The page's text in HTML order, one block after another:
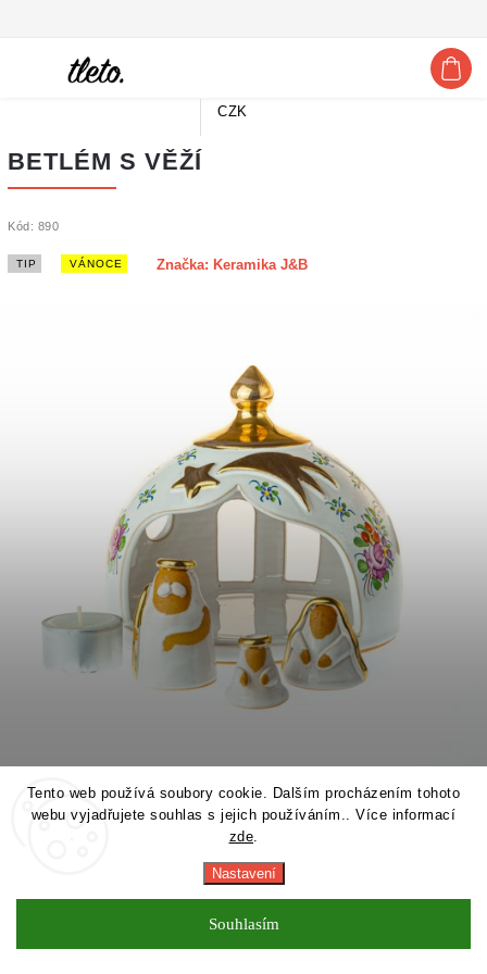
Tento web používá soubory cookie. Dalším procházením tohoto
webu vyjadřujete souhlas s jejich používáním.. Více informací
zde.
Nastavení
Souhlasím
CZK
Hledat
BETLÉM S VĚŽÍ
Kód: 890
TIP VÁNOCE Značka: Keramika J&B
1 095 Kč